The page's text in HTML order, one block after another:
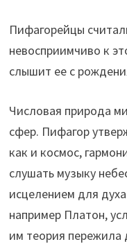
Пифагорейцы
невосприимчиво к
слышит ее с
Числовая природа
сфер. Пифагор
как и космос,
слушать музыку
исцелением для
например Платон,
им теория